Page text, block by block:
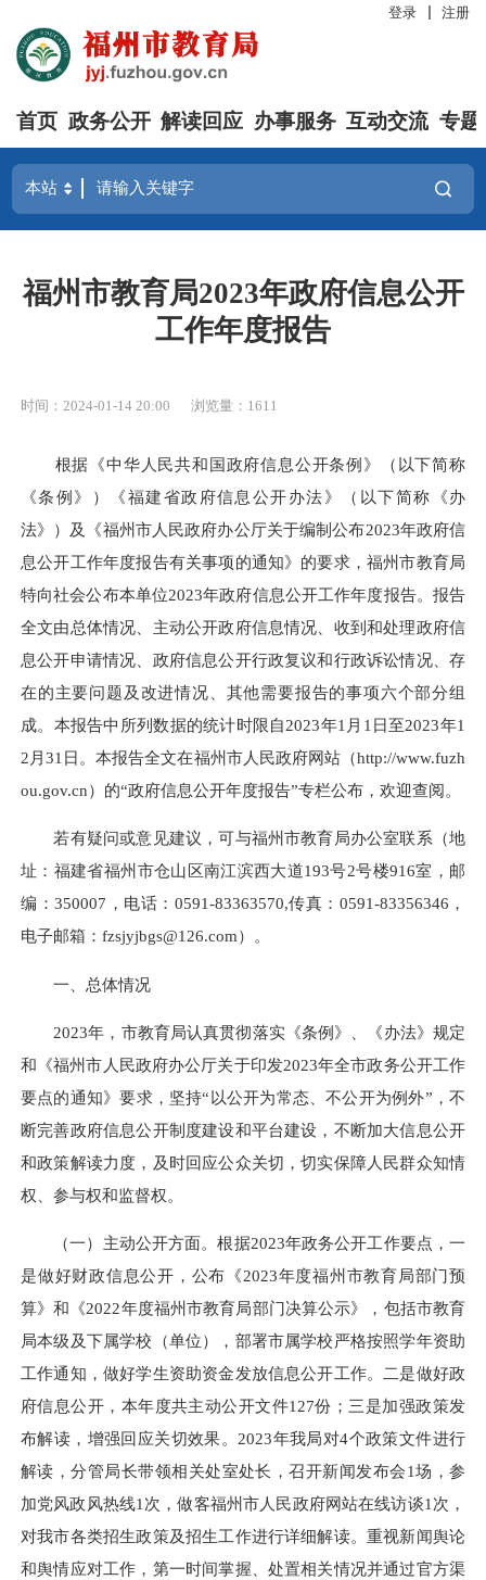
登录 注册
首页 政务公开 解读回应 办事服务 互动交流 专题
福州市教育局2023年政府信息公开
工作年度报告
时间：2024-01-14 20:00 浏览量：1611
根据《中华人民共和国政府信息公开条例》（以下简称
《条例》）《福建省政府信息公开办法》（以下简称《办
法》）及《福州市人民政府办公厅关于编制公布2023年政府信
息公开工作年度报告有关事项的通知》的要求，福州市教育局
特向社会公布本单位2023年政府信息公开工作年度报告。报告
全文由总体情况、主动公开政府信息情况、收到和处理政府信
息公开申请情况、政府信息公开行政复议和行政诉讼情况、存
在的主要问题及改进情况、其他需要报告的事项六个部分组
成。本报告中所列数据的统计时限自2023年1月1日至2023年1
2月31日。本报告全文在福州市人民政府网站（http://www.fuzh
ou.gov.cn）的“政府信息公开年度报告”专栏公布，欢迎查阅。
若有疑问或意见建议，可与福州市教育局办公室联系（地
址：福建省福州市仓山区南江滨西大道193号2号楼916室，邮
编：350007，电话：0591-83363570,传真：0591-83356346，
电子邮箱：fzsjyjbgs@126.com）。
一、总体情况
2023年，市教育局认真贯彻落实《条例》、《办法》规定
和《福州市人民政府办公厅关于印发2023年全市政务公开工作
要点的通知》要求，坚持“以公开为常态、不公开为例外”，不
断完善政府信息公开制度建设和平台建设，不断加大信息公开
和政策解读力度，及时回应公众关切，切实保障人民群众知情
权、参与权和监督权。
（一）主动公开方面。根据2023年政务公开工作要点，一
是做好财政信息公开，公布《2023年度福州市教育局部门预
算》和《2022年度福州市教育局部门决算公示》，包括市教育
局本级及下属学校（单位），部署市属学校严格按照学年资助
工作通知，做好学生资助资金发放信息公开工作。二是做好政
府信息公开，本年度共主动公开文件127份；三是加强政策发
布解读，增强回应关切效果。2023年我局对4个政策文件进行
解读，分管局长带领相关处室处长，召开新闻发布会1场，参
加党风政风热线1次，做客福州市人民政府网站在线访谈1次，
对我市各类招生政策及招生工作进行详细解读。重视新闻舆论
和舆情应对工作，第一时间掌握、处置相关情况并通过官方渠